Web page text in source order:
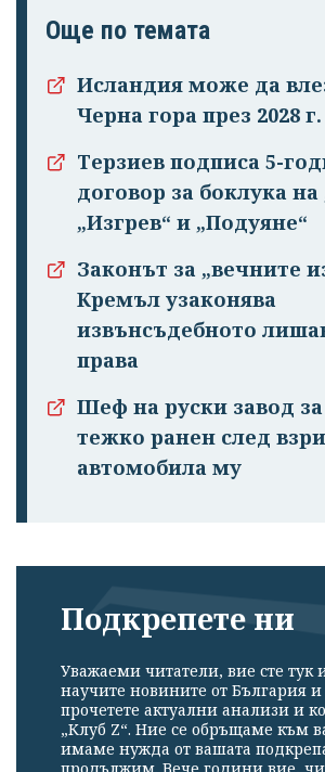
Още по темата
Исландия може да
Черна гора през 2028 г.
Терзиев подписа 5-
договор за боклука на
„Изгрев“ и „Подуяне“
Законът за „вечните
Кремъл узаконява
извънсъдебното
права
Шеф на руски завод
тежко ранен след
автомобила му
Подкрепете ни
Уважаеми читатели, вие сте тук
научите новините от България и
прочетете актуални анализи и
„Клуб Z“. Ние се обръщаме към
имаме нужда от вашата